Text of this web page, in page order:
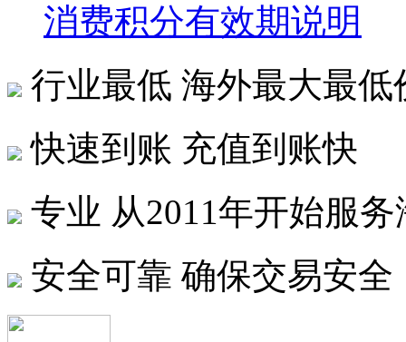
消费积分有效期说明
行业最低 海外最大最低
快速到账 充值到账快
专业 从2011年开始服
安全可靠 确保交易安全